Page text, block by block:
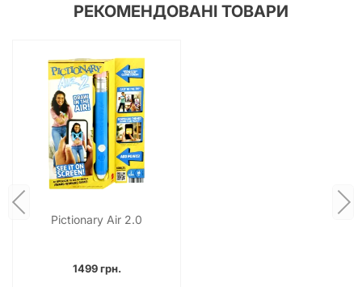
РЕКОМЕНДОВАНІ ТОВАРИ
Pictionary Air 2.0
1499 грн.